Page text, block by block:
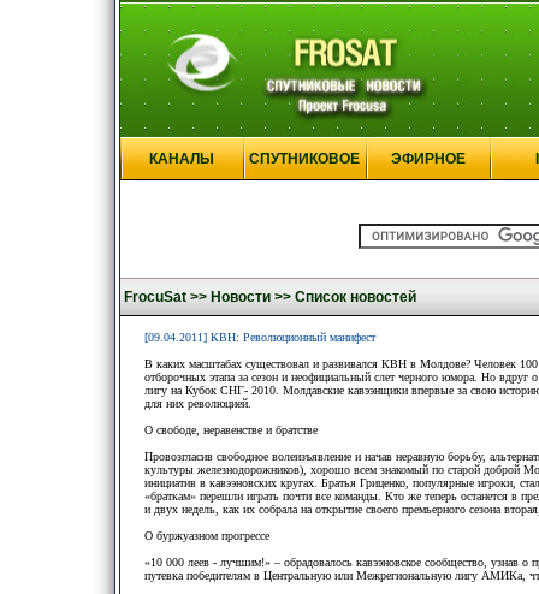
КАНАЛЫ СПУТНИКОВОЕ ЭФИРНОЕ
FrocuSat >> Новости >> Список новостей
[09.04.2011] КВН: Революционный манифест
В каких масштабах существовал и развивался КВН в Молдове? Человек
отборочных этапа за сезон и неофициальный слет черного юмора. Но
лигу на Кубок СНГ- 2010. Молдавские кавээнщики впервые за свою
для них революцией.
О свободе, неравенстве и братстве
Провозгласив свободное волеизъявление и начав неравную борьбу,
культуры железнодорожников), хорошо всем знакомый по старой доброй
инициатив в кавээновских кругах. Братья Гриценко, популярные игроки,
«браткам» перешли играть почти все команды. Кто же теперь останется в
и двух недель, как их собрала на открытие своего премьерного сезона
О буржуазном прогрессе
«10 000 леев - лучшим!» – обрадовалось кавээновское сообщество, узнав
путевка победителям в Центральную или Межрегиональную лигу АМИКа,